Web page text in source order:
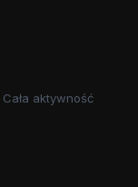
Cała aktywność